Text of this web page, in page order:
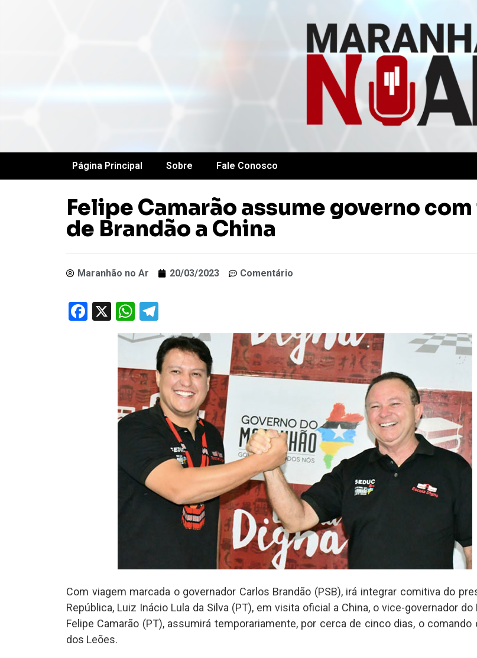
Página Principal Sobre Fale Conosco
Felipe Camarão assume governo
de Brandão a China
Maranhão no Ar 20/03/2023 Comentário
Facebook
X WhatsApp
Com viagem marcada o governador Carlos Brandão (PSB), irá integrar comitiva do
República, Luiz Inácio Lula da Silva (PT), em visita oficial a China, o vice-governador do
Felipe Camarão (PT), assumirá temporariamente, por cerca de cinco dias, o comando
dos Leões.